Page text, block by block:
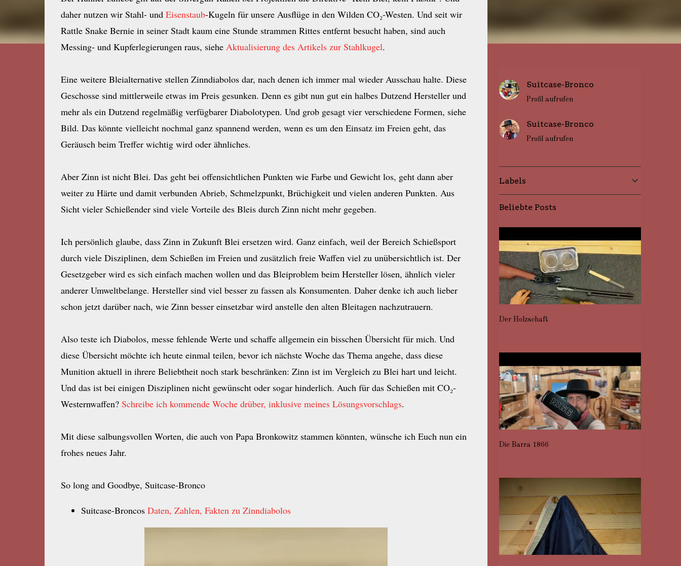
daher nutzen wir Stahl- und Eisenstaub-Kugeln für unsere Ausflüge in den Wilden CO₂-Westen. Und seit wir
Rattle Snake Bernie in seiner Stadt kaum eine Stunde strammen Rittes entfernt besucht haben, sind auch
Messing- und Kupferlegierungen raus, siehe Aktualisierung des Artikels zur Stahlkugel.
Eine weitere Bleialternative stellen Zinndiabolos dar, nach denen ich immer mal wieder Ausschau halte. Diese
Geschosse sind mittlerweile etwas im Preis gesunken. Denn es gibt nun gut ein halbes Dutzend Hersteller und
mehr als ein Dutzend regelmäßig verfügbarer Diabolotypen. Und grob gesagt vier verschiedene Formen, siehe
Bild. Das könnte vielleicht nochmal ganz spannend werden, wenn es um den Einsatz im Freien geht, das
Geräusch beim Treffer wichtig wird oder ähnliches.
Aber Zinn ist nicht Blei. Das geht bei offensichtlichen Punkten wie Farbe und Gewicht los, geht dann aber
weiter zu Härte und damit verbunden Abrieb, Schmelzpunkt, Brüchigkeit und vielen anderen Punkten. Aus
Sicht vieler Schießender sind viele Vorteile des Bleis durch Zinn nicht mehr gegeben.
Ich persönlich glaube, dass Zinn in Zukunft Blei ersetzen wird. Ganz einfach, weil der Bereich Schießsport
durch viele Disziplinen, dem Schießen im Freien und zusätzlich freie Waffen viel zu unübersichtlich ist. Der
Gesetzgeber wird es sich einfach machen wollen und das Bleiproblem beim Hersteller lösen, ähnlich vieler
anderer Umweltbelange. Hersteller sind viel besser zu fassen als Konsumenten. Daher denke ich auch lieber
schon jetzt darüber nach, wie Zinn besser einsetzbar wird anstelle den alten Bleitagen nachzutrauern.
Also teste ich Diabolos, messe fehlende Werte und schaffe allgemein ein bisschen Übersicht für mich. Und
diese Übersicht möchte ich heute einmal teilen, bevor ich nächste Woche das Thema angehe, dass diese
Munition aktuell in ihrere Beliebtheit noch stark beschränken: Zinn ist im Vergleich zu Blei hart und leicht.
Und das ist bei einigen Disziplinen nicht gewünscht oder sogar hinderlich. Auch für das Schießen mit CO₂-
Westernwaffen? Schreibe ich kommende Woche drüber, inklusive meines Lösungsvorschlags.
Mit diese salbungsvollen Worten, die auch von Papa Bronkowitz stammen könnten, wünsche ich Euch nun ein
frohes neues Jahr.
So long and Goodbye, Suitcase-Bronco
Suitcase-Broncos Daten, Zahlen, Fakten zu Zinndiabolos
Suitcase-Bronco
Profil aufrufen
Suitcase-Bronco
Profil aufrufen
Labels
Beliebte Posts
Der Holzschaft
Die Barra 1866